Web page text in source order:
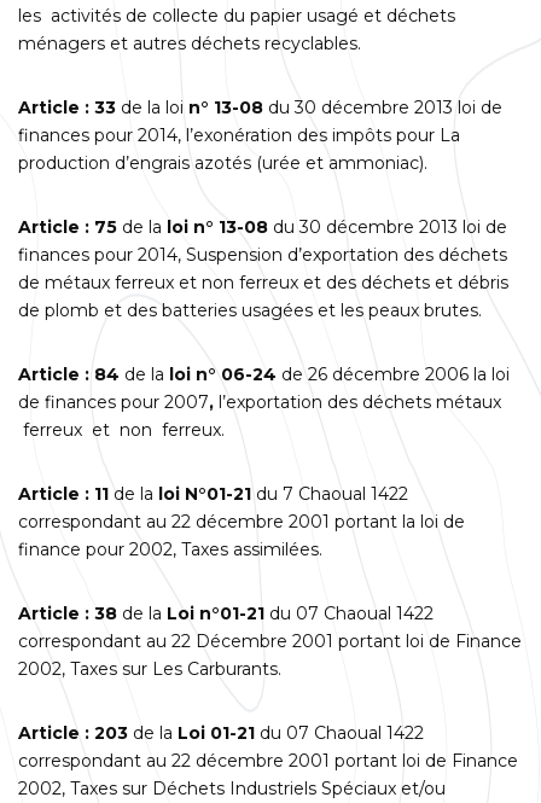
les activités de collecte du papier usagé et déchets
ménagers et autres déchets recyclables.
Article : 33 de la loi n° 13-08 du 30 décembre 2013 loi de
finances pour 2014, l’exonération des impôts pour La
production d’engrais azotés (urée et ammoniac).
Article : 75 de la loi n° 13-08 du 30 décembre 2013 loi de
finances pour 2014, Suspension d’exportation des déchets
de métaux ferreux et non ferreux et des déchets et débris
de plomb et des batteries usagées et les peaux brutes.
Article : 84 de la loi n° 06-24 de 26 décembre 2006 la loi
de finances pour 2007, l’exportation des déchets métaux
ferreux et non ferreux.
Article : 11 de la loi N°01-21du 7 Chaoual 1422
correspondant au 22 décembre 2001 portant la loi de
finance pour 2002, Taxes assimilées.
Article : 38 de la Loi n°01-21 du 07 Chaoual 1422
correspondant au 22 Décembre 2001 portant loi de Finance
2002, Taxes sur Les Carburants.
Article : 203 de la Loi 01-21 du 07 Chaoual 1422
correspondant au 22 décembre 2001 portant loi de Finance
2002, Taxes sur Déchets Industriels Spéciaux et/ou